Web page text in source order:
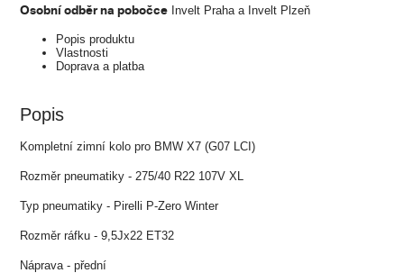
Osobní odběr na pobočce Invelt Praha a Invelt Plzeň
Popis produktu
Vlastnosti
Doprava a platba
Popis
Kompletní zimní kolo pro BMW X7 (G07 LCI)
Rozměr pneumatiky - 275/40 R22 107V XL
Typ pneumatiky - Pirelli P-Zero Winter
Rozměr ráfku - 9,5Jx22 ET32
Náprava - přední